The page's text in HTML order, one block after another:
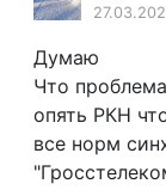
Думаю
Что
опять РКН
все норм